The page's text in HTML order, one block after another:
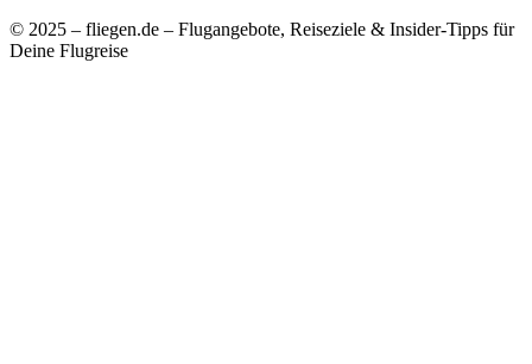
© 2025 – fliegen.de – Flugangebote, Reiseziele & Insider-Tipps für
Deine Flugreise